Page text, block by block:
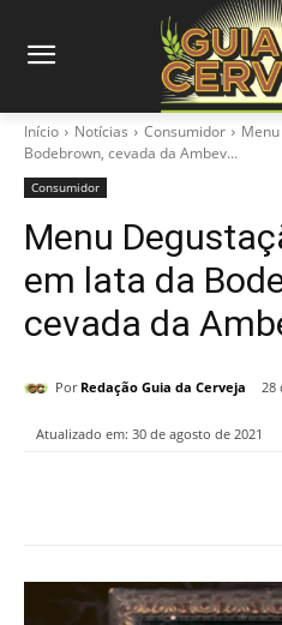
Início Notícias Consumidor
Bodebrown, cevada da Ambev...
Consumidor
Menu
em lata da
cevada da
Por Redação Guia da Cerveja 28
Atualizado em: 30 de agosto de 2021